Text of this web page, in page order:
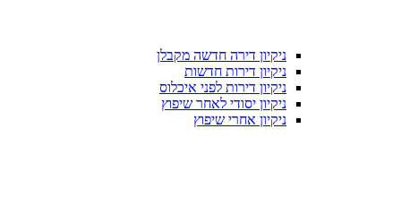
ניקיון דירה חדשה מקבלן
ניקיון דירות חדשות
ניקיון דירות לפני איכלוס
ניקיון יסודי לאחר שיפוץ
ניקיון אחרי שיפוץ